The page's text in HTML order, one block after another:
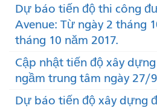
Dự báo tiến độ thi công
Avenue: Từ ngày 2 tháng
tháng 10 năm 2017.
Cập nhật tiến độ xây
ngầm trung tâm ngày 27/
Dự báo tiến độ xây dựng